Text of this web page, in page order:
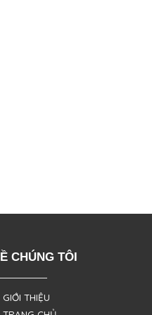
CHÚNG TÔI
THIỆU